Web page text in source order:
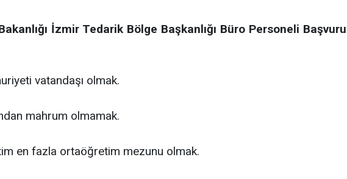
İzmir Tedarik Bölge Başkanlığı Büro Personeli Başvuru
vatandaşı olmak.
mahrum olmamak.
en fazla ortaöğretim mezunu olmak.